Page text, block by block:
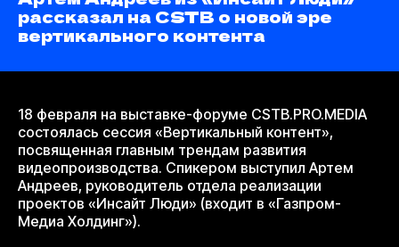
рассказал на CSTB о новой эре
вертикального контента
18 февраля на выставке-форуме CSTB.PRO.MEDIA
состоялась сессия «Вертикальный контент»,
посвященная главным трендам развития
видеопроизводства. Спикером выступил Артем
Андреев, руководитель отдела реализации
проектов «Инсайт Люди» (входит в «Газпром-
Медиа Холдинг»).